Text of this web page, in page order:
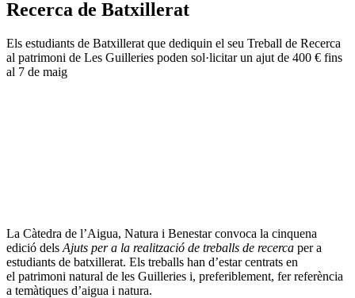
Recerca de Batxillerat
Els estudiants de Batxillerat que dediquin el seu Treball de Recerca
al patrimoni de Les Guilleries poden sol·licitar un ajut de 400 € fins
al 7 de maig
La Càtedra de l’Aigua, Natura i Benestar convoca la cinquena
edició dels Ajuts per a la realització de treballs de recerca per a
estudiants de batxillerat. Els treballs han d’estar centrats en
el patrimoni natural de les Guilleries i, preferiblement, fer referència
a temàtiques d’aigua i natura.